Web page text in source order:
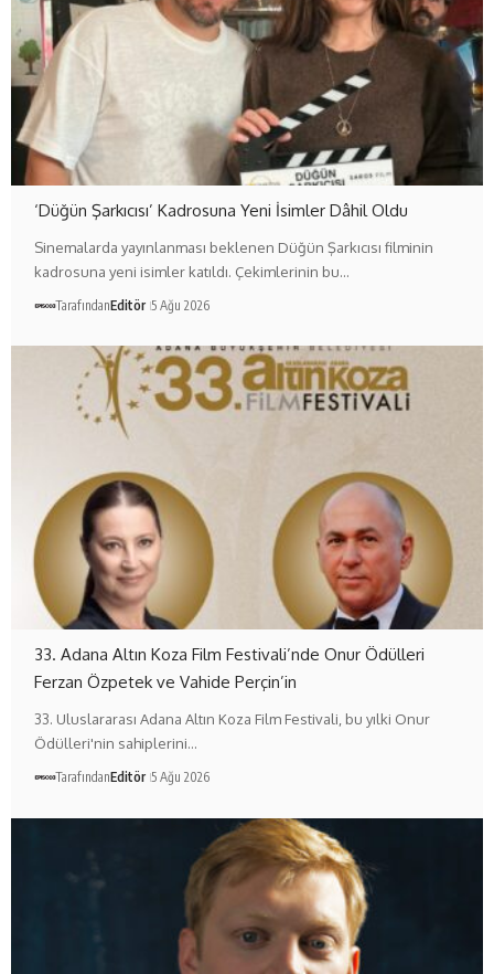
‘Düğün Şarkıcısı’ Kadrosuna Yeni İsimler Dâhil Oldu
Sinemalarda yayınlanması beklenen Düğün Şarkıcısı filminin
kadrosuna yeni isimler katıldı. Çekimlerinin bu…
TarafındanEditör 5 Ağu 2026
33. Adana Altın Koza Film Festivali’nde Onur Ödülleri
Ferzan Özpetek ve Vahide Perçin’in
33. Uluslararası Adana Altın Koza Film Festivali, bu yılki Onur
Ödülleri'nin sahiplerini…
TarafındanEditör 5 Ağu 2026